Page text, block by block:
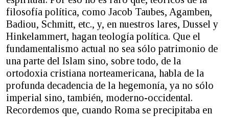
filosofía política, como Jacob Taubes, Agamben,
Badiou, Schmitt, etc., y, en nuestros lares, Dussel y
Hinkelammert, hagan teología política. Que el
fundamentalismo actual no sea sólo patrimonio de
una parte del Islam sino, sobre todo, de la
ortodoxia cristiana norteamericana, habla de la
profunda decadencia de la hegemonía, ya no sólo
imperial sino, también, moderno-occidental.
Recordemos que, cuando Roma se precipitaba en